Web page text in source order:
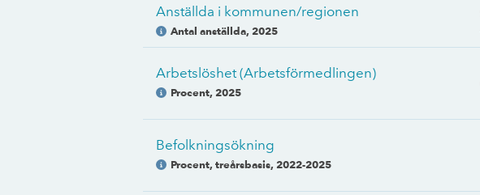
Anställda i kommunen/regionen
Antal anställda, 2025
Arbetslöshet (Arbetsförmedlingen)
Procent, 2025
Befolkningsökning
Procent, treårsbasis, 2022-2025